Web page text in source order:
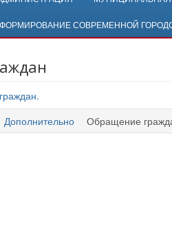
СОВРЕМЕННОЙ
Дополнительно Обращение